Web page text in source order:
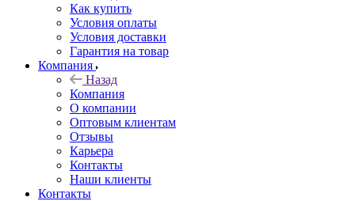
Как купить
Условия оплаты
Условия доставки
Гарантия на товар
Компания
Назад
Компания
О компании
Оптовым клиентам
Отзывы
Карьера
Контакты
Наши клиенты
Контакты